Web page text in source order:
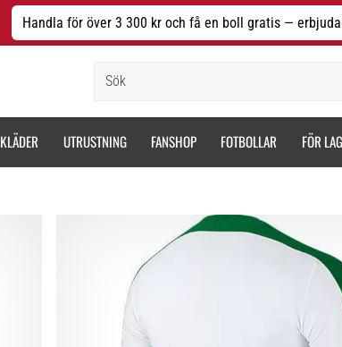
Handla för över 3 300 kr och få en boll gratis —
KLÄDER UTRUSTNING FANSHOP FOTBOLLAR FÖR LAG